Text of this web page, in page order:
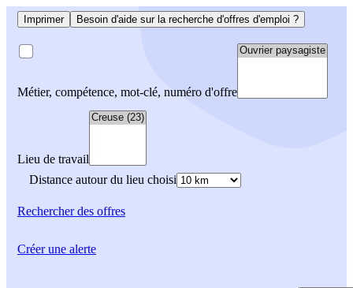
Imprimer Besoin d'aide sur la recherche d'offres d'emploi ?
Métier, compétence, mot-clé, numéro d'offre
Lieu de travail
Distance autour du lieu choisi
Rechercherdes offres
Créer une alerte